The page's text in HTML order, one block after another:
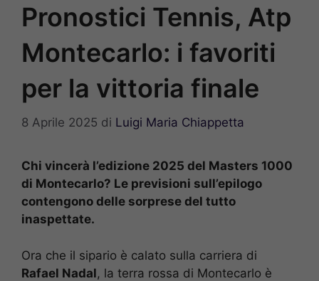
Pronostici Tennis, Atp
Montecarlo: i favoriti
per la vittoria finale
8 Aprile 2025 di Luigi Maria Chiappetta
Chi vincerà l’edizione 2025 del Masters 1000
di Montecarlo? Le previsioni sull’epilogo
contengono delle sorprese del tutto
inaspettate.
Ora che il sipario è calato sulla carriera di
Rafael Nadal, la terra rossa di Montecarlo è